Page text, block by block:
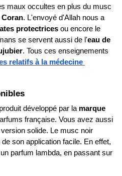
maux occultes en plus du musc
Coran. L'envoyé d'Allah nous a
protectrices
se servent aussi de l'eau de
. Tous ces enseignements
relatifs à la médecine
développé par la marque
française. Vous avez aussi
solide. Le musc noir
son application facile. En effet,
parfum lambda, en passant sur